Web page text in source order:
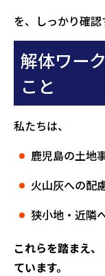
を、しっかり確認
解体ワー
こと
私たちは、
鹿児島の土地
火山灰への配
狭小地・近隣
これらを踏まえ、
ています。